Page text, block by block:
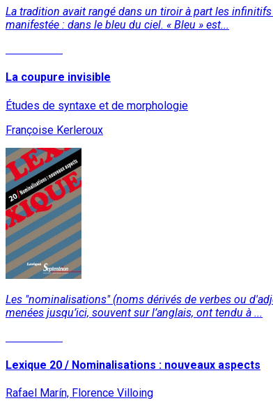
La tradition avait rangé dans un tiroir à part les
manifestée : dans le bleu du ciel. « Bleu » est...
La coupure invisible
Études de syntaxe et de morphologie
Françoise Kerleroux
Les "nominalisations" (noms dérivés de verbes ou
menées jusqu’ici, souvent sur l’anglais, ont tendu à ...
Lexique 20 / Nominalisations : nouveaux aspects
Rafael Marín, Florence Villoing